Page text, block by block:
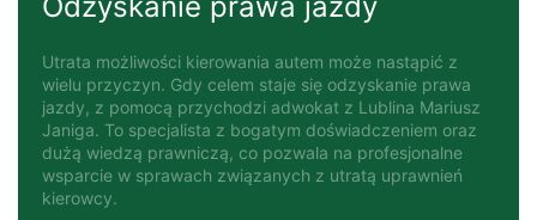
Utrata możliwości kierowania autem może nastąpić z
wielu przyczyn. Gdy celem staje się odzyskanie prawa
jazdy, z pomocą przychodzi adwokat z Lublina Mariusz
Janiga. To specjalista z bogatym doświadczeniem oraz
dużą wiedzą prawniczą, co pozwala na profesjonalne
wsparcie w sprawach związanych z utratą uprawnień
kierowcy.